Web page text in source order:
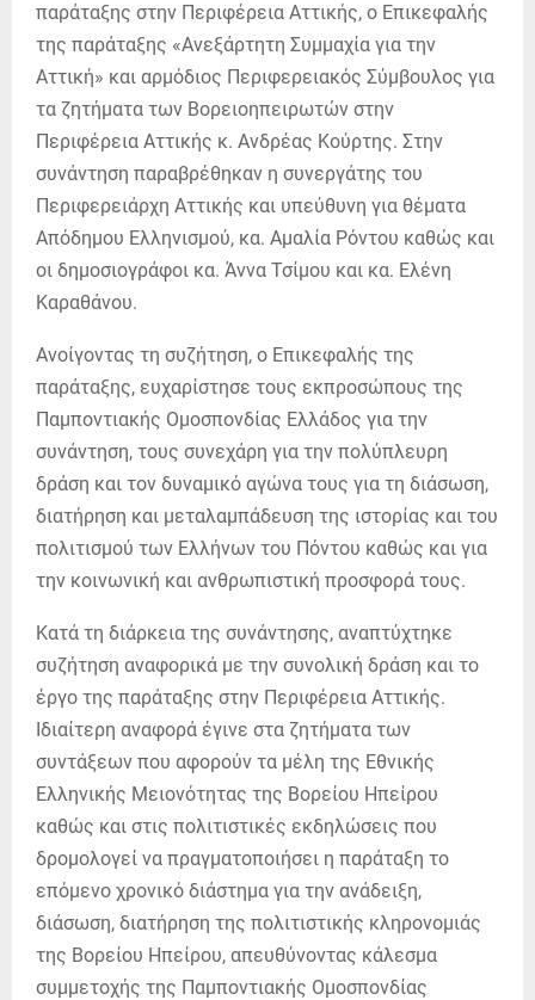
παράταξης στην Περιφέρεια Αττικής, ο Επικεφαλής
της παράταξης «Ανεξάρτητη Συμμαχία για την
Αττική» και αρμόδιος Περιφερειακός Σύμβουλος για
τα ζητήματα των Βορειοηπειρωτών στην
Περιφέρεια Αττικής κ. Ανδρέας Κούρτης. Στην
συνάντηση παραβρέθηκαν η συνεργάτης του
Περιφερειάρχη Αττικής και υπεύθυνη για θέματα
Απόδημου Ελληνισμού, κα. Αμαλία Ρόντου καθώς και
οι δημοσιογράφοι κα. Άννα Τσίμου και κα. Ελένη
Καραθάνου.
Ανοίγοντας τη συζήτηση, ο Επικεφαλής της
παράταξης, ευχαρίστησε τους εκπροσώπους της
Παμποντιακής Ομοσπονδίας Ελλάδος για την
συνάντηση, τους συνεχάρη για την πολύπλευρη
δράση και τον δυναμικό αγώνα τους για τη διάσωση,
διατήρηση και μεταλαμπάδευση της ιστορίας και του
πολιτισμού των Ελλήνων του Πόντου καθώς και για
την κοινωνική και ανθρωπιστική προσφορά τους.
Κατά τη διάρκεια της συνάντησης, αναπτύχτηκε
συζήτηση αναφορικά με την συνολική δράση και το
έργο της παράταξης στην Περιφέρεια Αττικής.
Ιδιαίτερη αναφορά έγινε στα ζητήματα των
συντάξεων που αφορούν τα μέλη της Εθνικής
Ελληνικής Μειονότητας της Βορείου Ηπείρου
καθώς και στις πολιτιστικές εκδηλώσεις που
δρομολογεί να πραγματοποιήσει η παράταξη το
επόμενο χρονικό διάστημα για την ανάδειξη,
διάσωση, διατήρηση της πολιτιστικής κληρονομιάς
της Βορείου Ηπείρου, απευθύνοντας κάλεσμα
συμμετοχής της Παμποντιακής Ομοσπονδίας